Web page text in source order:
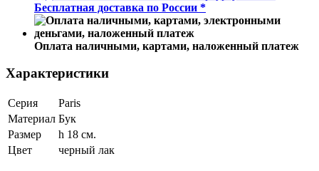
Бесплатная доставка по России *
Оплата наличными, картами, наложенный платеж
Характеристики
Серия
Paris
Материал Бук
Размер
h 18 см.
Цвет
черный лак